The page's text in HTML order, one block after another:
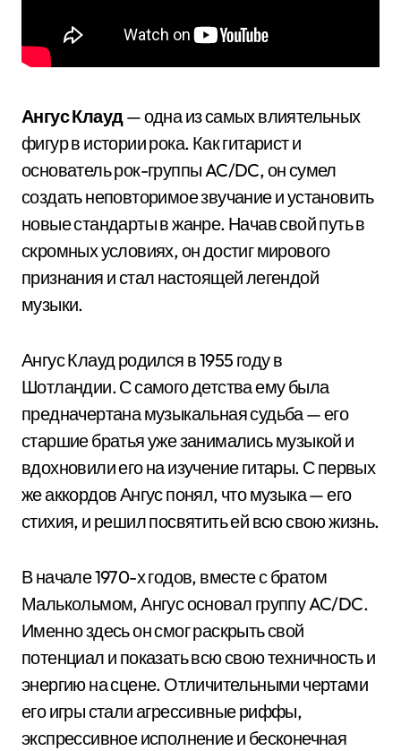
Ангус Клауд— одна из самых влиятельных
фигур в истории рока. Как гитарист и
основатель рок-группы AC/DC, он сумел
создать неповторимое звучание и установить
новые стандарты в жанре. Начав свой путь в
скромных условиях, он достиг мирового
признания и стал настоящей легендой
музыки.
Ангус Клауд родился в 1955 году в
Шотландии. С самого детства ему была
предначертана музыкальная судьба — его
старшие братья уже занимались музыкой и
вдохновили его на изучение гитары. С первых
же аккордов Ангус понял, что музыка — его
стихия, и решил посвятить ей всю свою жизнь.
В начале 1970-х годов, вместе с братом
Малькольмом, Ангус основал группу AC/DC.
Именно здесь он смог раскрыть свой
потенциал и показать всю свою техничность и
энергию на сцене. Отличительными чертами
его игры стали агрессивные риффы,
экспрессивное исполнение и бесконечная